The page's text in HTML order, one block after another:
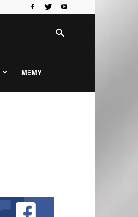
MEMY